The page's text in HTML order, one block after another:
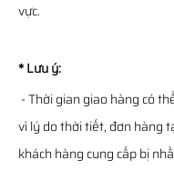
vực.
* Lưu ý:
- Thời gian giao hàng có
vì lý do thời tiết, đơn hàng
khách hàng cung cấp bị